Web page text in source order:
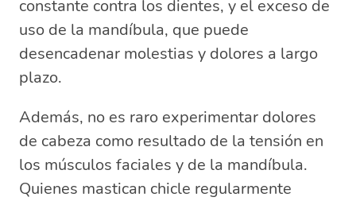
constante contra los dientes, y el exceso de
uso de la mandíbula, que puede
desencadenar molestias y dolores a largo
plazo.
Además, no es raro experimentar dolores
de cabeza como resultado de la tensión en
los músculos faciales y de la mandíbula.
Quienes mastican chicle regularmente